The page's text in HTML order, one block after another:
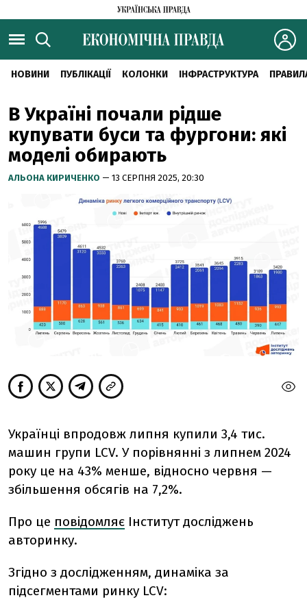
НОВИНИ ПУБЛІКАЦІЇ КОЛОНКИ ІНФРАСТРУКТУРА
В Україні почали рідше
купувати буси та фургони: які
моделі обирають
АЛЬОНА КИРИЧЕНКО — 13 СЕРПНЯ 2025, 20:30
Українці впродовж липня купили 3,4 тис.
машин групи LCV. У порівнянні з липнем 2024
року це на 43% менше, відносно червня —
збільшення обсягів на 7,2%.
Про це повідомляє Інститут досліджень
авторинку.
Згідно з дослідженням, динаміка за
підсегментами ринку LCV: